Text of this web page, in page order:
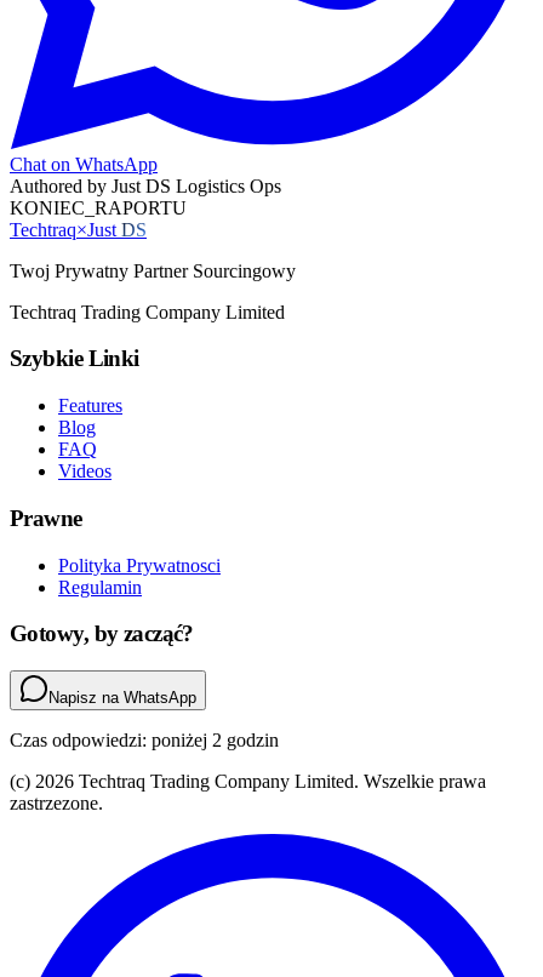
Chat on WhatsApp
Authored by Just DS Logistics Ops
KONIEC_RAPORTU
Techtraq×Just DS
Twoj Prywatny Partner Sourcingowy
Techtraq Trading Company Limited
Szybkie Linki
Features
Blog
FAQ
Videos
Prawne
Polityka Prywatnosci
Regulamin
Gotowy, by zacząć?
Napisz na WhatsApp
Czas odpowiedzi: poniżej 2 godzin
(c) 2026 Techtraq Trading Company Limited. Wszelkie prawa
zastrzezone.